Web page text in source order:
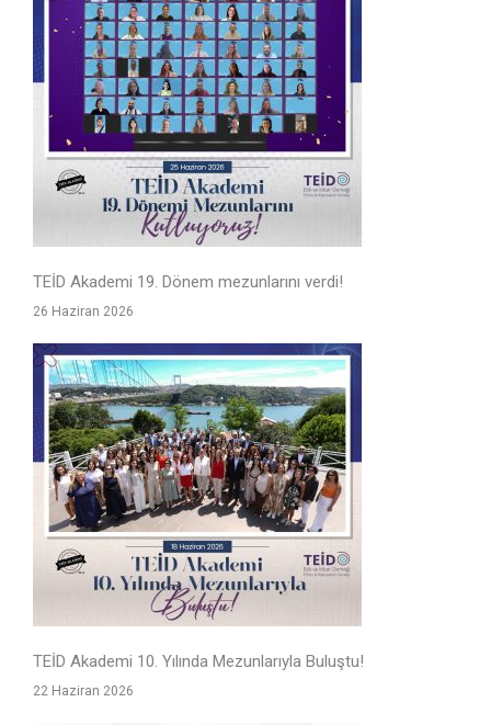
TEİD Akademi 19. Dönem mezunlarını verdi!
26 Haziran 2026
TEİD Akademi 10. Yılında Mezunlarıyla Buluştu!
22 Haziran 2026